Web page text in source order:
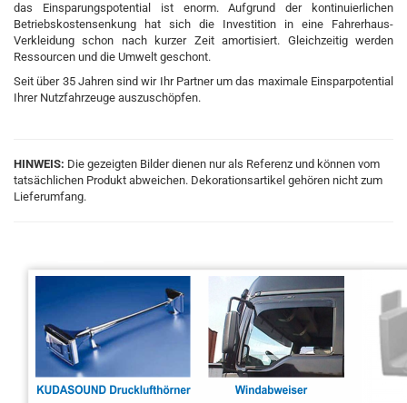
das Einsparungspotential ist enorm. Aufgrund der kontinuierlichen
Betriebskostensenkung hat sich die Investition in eine Fahrerhaus-
Verkleidung schon nach kurzer Zeit amortisiert. Gleichzeitig werden
Ressourcen und die Umwelt geschont.
Seit über 35 Jahren sind wir Ihr Partner um das maximale Einsparpotential
Ihrer Nutzfahrzeuge auszuschöpfen.
HINWEIS: Die gezeigten Bilder dienen nur als Referenz und können vom
tatsächlichen Produkt abweichen. Dekorationsartikel gehören nicht zum
Lieferumfang.